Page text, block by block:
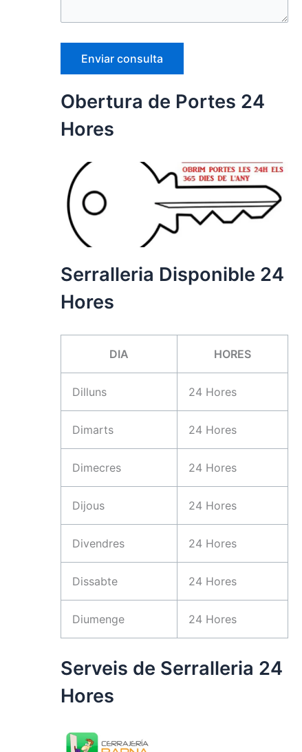
Obertura de Portes 24
Hores
Serralleria Disponible 24
Hores
DIA HORES
Dilluns 24 Hores
Dimarts 24 Hores
Dimecres 24 Hores
Dijous 24 Hores
Divendres 24 Hores
Dissabte 24 Hores
Diumenge 24 Hores
Serveis de Serralleria 24
Hores